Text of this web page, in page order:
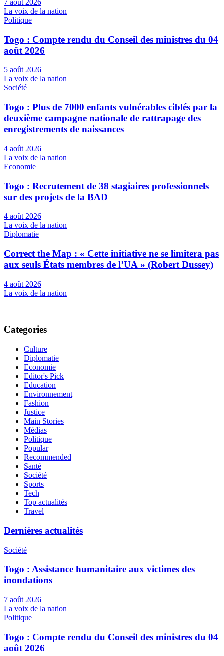
7 août 2026
La voix de la nation
Politique
Togo : Compte rendu du Conseil des ministres du 04
août 2026
5 août 2026
La voix de la nation
Société
Togo : Plus de 7000 enfants vulnérables ciblés par la
deuxième campagne nationale de rattrapage des
enregistrements de naissances
4 août 2026
La voix de la nation
Economie
Togo : Recrutement de 38 stagiaires professionnels
sur des projets de la BAD
4 août 2026
La voix de la nation
Diplomatie
Correct the Map : « Cette initiative ne se limitera pas
aux seuls États membres de l’UA » (Robert Dussey)
4 août 2026
La voix de la nation
Categories
Culture
Diplomatie
Economie
Editor's Pick
Education
Environnement
Fashion
Justice
Main Stories
Médias
Politique
Popular
Recommended
Santé
Société
Sports
Tech
Top actualités
Travel
Dernières actualités
Société
Togo : Assistance humanitaire aux victimes des
inondations
7 août 2026
La voix de la nation
Politique
Togo : Compte rendu du Conseil des ministres du 04
août 2026